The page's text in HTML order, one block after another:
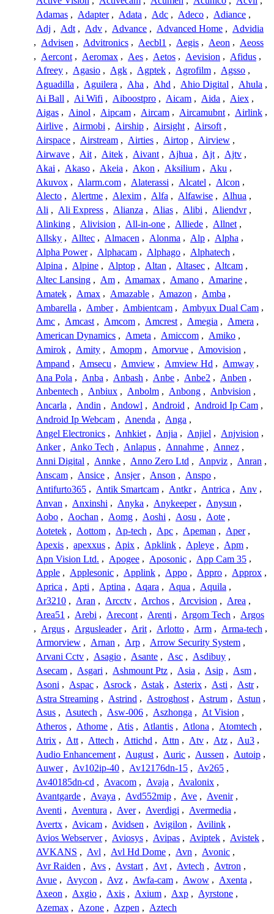
Adamas , Adapter , Adata , Adc , Adeco , Adiance ,
Adj , Adt , Adv , Advance , Advanced Home , Advidia
, Advisen , Advitronics , Aecbl1 , Aegis , Aeon , Aeoss
, Aercont , Aeromax , Aes , Aetos , Aevision , Afidus ,
Afreey , Agasio , Agk , Agptek , Agrofilm , Agsso ,
Aguadilla , Aguilera , Aha , Ahd , Ahio Digital , Ahula ,
Ai Ball , Ai Wifi , Aiboostpro , Aicam , Aida , Aiex ,
Aigas , Ainol , Aipcam , Aircam , Aircamubnt , Airlink ,
Airlive , Airmobi , Airship , Airsight , Airsoft ,
Airspace , Airstream , Airties , Airtop , Airview ,
Airwave , Ait , Aitek , Aivant , Ajhua , Ajt , Ajtv ,
Akai , Akaso , Akeia , Akon , Aksilium , Aku ,
Akuvox , Alarm.com , Alaterassi , Alcatel , Alcon ,
Alecto , Alertme , Alexim , Alfa , Alfawise , Alhua ,
Ali , Ali Express , Alianza , Alias , Alibi , Aliendvr ,
Alinking , Alivision , All-in-one , Alliede , Allnet ,
Allsky , Alltec , Almacen , Alonma , Alp , Alpha ,
Alpha Power , Alphacam , Alphago , Alphatech ,
Alpina , Alpine , Alptop , Altan , Altasec , Altcam ,
Altec Lansing , Am , Amamax , Amano , Amarine ,
Amatek , Amax , Amazable , Amazon , Amba ,
Ambarella , Amber , Ambientcam , Ambyux Dual Cam ,
Amc , Amcast , Amcom , Amcrest , Amegia , Amera ,
American Dynamics , Ameta , Amiccom , Amiko ,
Amirok , Amity , Amopm , Amorvue , Amovision ,
Ampand , Amsecu , Amview , Amview Hd , Amway ,
Ana Pola , Anba , Anbash , Anbe , Anbe2 , Anben ,
Anbentech , Anbiux , Anbolm , Anbong , Anbvision ,
Ancarla , Andin , Andowl , Android , Android Ip Cam ,
Android Ip Webcam , Anenda , Anga ,
Angel Electronics , Anhkiet , Anjia , Anjiel , Anjvision ,
Anker , Anko Tech , Anlapus , Annahme , Annez ,
Anni Digital , Annke , Anno Zero Ltd , Anpviz , Anran ,
Anscam , Ansice , Ansjer , Anson , Anspo ,
Antifurto365 , Antik Smartcam , Antkr , Antrica , Anv ,
Anvan , Anxinshi , Anyka , Anykeeper , Anysun ,
Aobo , Aochan , Aomg , Aoshi , Aosu , Aote ,
Aotetek , Aottom , Ap-tech , Apc , Apeman , Aper ,
Apexis , apexxus , Apix , Apklink , Apleye , Apm ,
Apn Vision Ltd. , Apogee , Aposonic , App Cam 35 ,
Apple , Applesonic , Applink , Appo , Appro , Approx ,
Aprica , Apti , Aptina , Aqara , Aqua , Aquila ,
Ar3210 , Aran , Arcctv , Archos , Arcvision , Area ,
Area51 , Arebi , Arecont , Arenti , Argom Tech , Argos
, Argus , Argusleader , Arit , Arlotto , Arm , Arma-tech ,
Armorview , Arnan , Arp , Arrow Security System ,
Arvani Cctv , Asagio , Asante , Asc , Asdibuy ,
Asecam , Asgari , Ashmount Ptz , Asia , Asip , Asm ,
Asoni , Aspac , Asrock , Astak , Asterix , Asti , Astr ,
Astra Streaming , Astrind , Astroghost , Astrum , Astun ,
Asus , Asutech , Asw-006 , Aszhonga , At Vision ,
Atheros , Athome , Atis , Atlantis , Atlona , Atomtech ,
Atrix , Att , Attech , Attichd , Attn , Atv , Atz , Au3 ,
Audio Enhancement , August , Auric , Aussen , Autoip ,
Auwer , Av102ip-40 , Av12176dn-15 , Av265 ,
Av40185dn-cd , Avacom , Avaja , Avalonix ,
Avantgarde , Avaya , Avd552mip , Ave , Avenir ,
Aventi , Aventura , Aver , Averdigi , Avermedia ,
Avertx , Avicam , Avidsen , Avigilon , Avilink ,
Avios Webserver , Aviosys , Avipas , Aviptek , Avistek ,
AVKANS , Avl , Avl Hd Dome , Avn , Avonic ,
Avr Raiden , Avs , Avstart , Avt , Avtech , Avtron ,
Avue , Avycon , Avz , Awfa-cam , Awow , Axenta ,
Axeon , Axgio , Axis , Axium , Axp , Ayrstone ,
Azemax , Azone , Azpen , Aztech